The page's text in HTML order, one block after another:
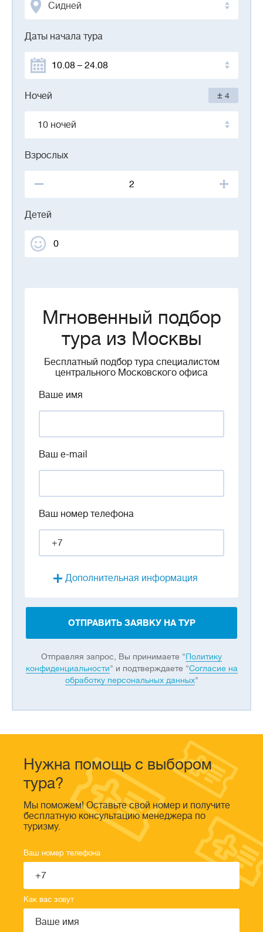
Сидней
Даты начала тура
Ночей ± 4
10 ночей
Взрослых
Детей
Мгновенный подбор
тура из Москвы
Бесплатный подбор тура специалистом
центрального Московского офиса
Ваше имя
Ваш e-mail
Ваш номер телефона
Дополнительная информация
ОТПРАВИТЬ ЗАЯВКУ НА ТУР
Отправляя запрос, Вы принимаете "Политику
конфиденциальности" и подтверждаете "Согласие на
обработку персональных данных"
Нужна помощь с выбором
тура?
Мы поможем! Оставьте свой номер и получите
бесплатную консультацию менеджера по
туризму.
Ваш номер телефона
Как вас зовут